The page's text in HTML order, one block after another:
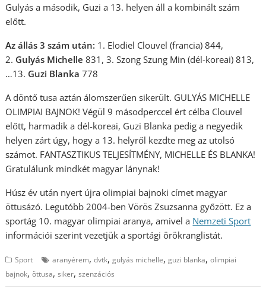
Gulyás a második, Guzi a 13. helyen áll a kombinált szám
előtt.
Az állás 3 szám után: 1. Elodiel Clouvel (francia) 844,
2. Gulyás Michelle 831, 3. Szong Szung Min (dél-koreai) 813,
…13. Guzi Blanka 778
A döntő tusa aztán álomszerűen sikerült. GULYÁS MICHELLE
OLIMPIAI BAJNOK! Végül 9 másodperccel ért célba Clouvel
előtt, harmadik a dél-koreai, Guzi Blanka pedig a negyedik
helyen zárt úgy, hogy a 13. helyről kezdte meg az utolsó
számot. FANTASZTIKUS TELJESÍTMÉNY, MICHELLE ÉS BLANKA!
Gratulálunk mindkét magyar lánynak!
Húsz év után nyert újra olimpiai bajnoki címet magyar
öttusázó. Legutóbb 2004-ben Vörös Zsuzsanna győzött. Ez a
sportág 10. magyar olimpiai aranya, amivel a Nemzeti Sport
információi szerint vezetjük a sportági örökranglistát.
Sport aranyérem,dvtk,gulyás michelle,guzi blanka,olimpiai
bajnok,öttusa,siker,szenzációs